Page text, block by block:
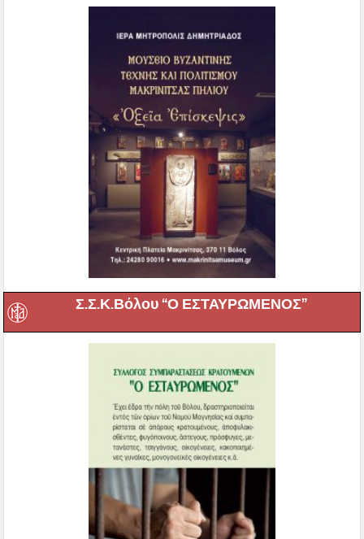
Σ.Σ.Κ.Βόλου “Ο ΕΣΤΑΥΡΩΜΕΝΟΣ”